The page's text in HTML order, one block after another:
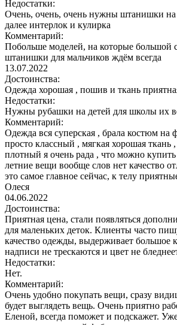
Недостатки:
Очень, очень, очень нужны штанишки на
далее интерлок и кулирка
Комментарий:
Побольше моделей, на которые большой
штанишки для мальчиков ждём всегда
13.07.2022
Достоинства:
Одежда хорошая , пошив и ткань
Недостатки:
Нужны рубашки на детей для школы их
Комментарий:
Одежда вся суперская , брала костюм на
просто классный , мягкая хорошая ткань
плотный я очень рада , что можно
летние вещи вообще слов нет качество
это самое главное сейчас, к телу
Олеся
04.06.2022
Достоинства:
Приятная цена, стали появляться
для маленьких деток. Клиенты часто
качество одежды, выдерживает большое
надписи не трескаются и цвет не
Недостатки:
Нет.
Комментарий:
Очень удобно покупать вещи, сразу
будет выглядеть вещь. Очень приятно
Еленой, всегда поможет и подскажет.